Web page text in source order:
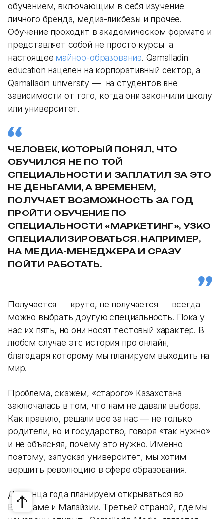
обучением, включающим в себя изучение
личного бренда, медиа-ликбезы и прочее.
Обучение проходит в академическом формате и
представляет собой не просто курсы, а
настоящее майнор-образование. Qamalladin
education нацелен на корпоративный сектор, а
Qamalladin university — на студентов вне
зависимости от того, когда они закончили школу
или университет.
ЧЕЛОВЕК, КОТОРЫЙ ПОНЯЛ, ЧТО
ОБУЧИЛСЯ НЕ ПО ТОЙ
СПЕЦИАЛЬНОСТИ И ЗАПЛАТИЛ ЗА ЭТО
НЕ ДЕНЬГАМИ, А ВРЕМЕНЕМ,
ПОЛУЧАЕТ ВОЗМОЖНОСТЬ ЗА ГОД
ПРОЙТИ ОБУЧЕНИЕ ПО
СПЕЦИАЛЬНОСТИ «МАРКЕТИНГ», УЗКО
СПЕЦИАЛИЗИРОВАТЬСЯ, НАПРИМЕР,
НА МЕДИА-МЕНЕДЖЕРА И СРАЗУ
ПОЙТИ РАБОТАТЬ.
Получается — круто, не получается — всегда
можно выбрать другую специальность. Пока у
нас их пять, но они носят тестовый характер. В
любом случае это история про онлайн,
благодаря которому мы планируем выходить на
мир.
Проблема, скажем, «старого» Казахстана
заключалась в том, что нам не давали выбора.
Как правило, решали все за нас — не только
родители, но и государство, говоря «так нужно»
и не объясняя, почему это нужно. Именно
поэтому, запуская университет, мы хотим
вершить революцию в сфере образования.
До конца года планируем открываться во
Вьетнаме и Малайзии. Третьей страной, где мы